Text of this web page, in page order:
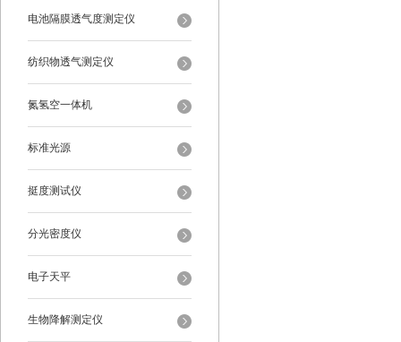
电池隔膜透气度测定仪
纺织物透气测定仪
氮氢空一体机
标准光源
挺度测试仪
分光密度仪
电子天平
生物降解测定仪